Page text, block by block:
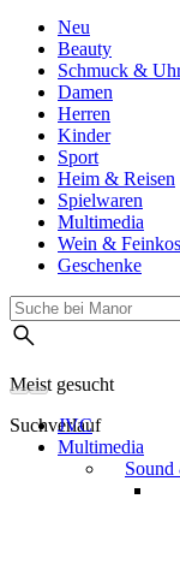
Neu
Beauty
Schmuck &
Damen
Herren
Kinder
Sport
Heim & Reisen
Spielwaren
Multimedia
Wein &
Geschenke
Meist gesucht
Suchverlauf
JVC
Multimedia